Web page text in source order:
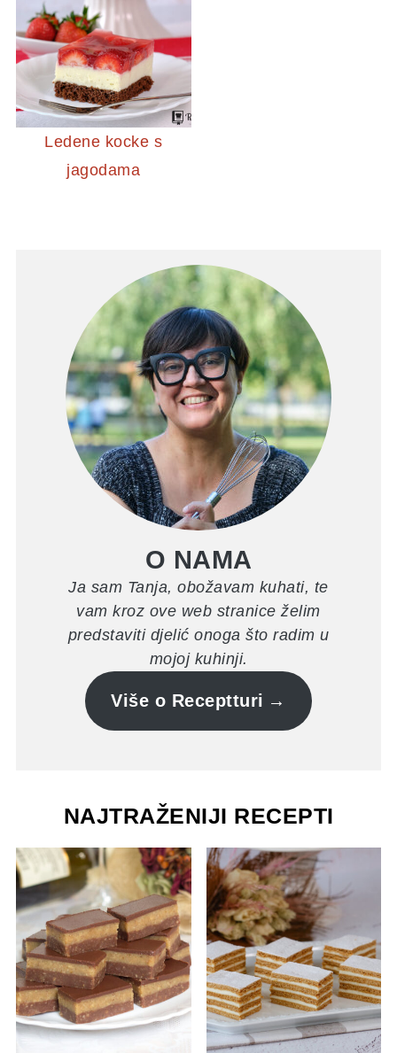
Ledene kocke s
jagodama
O NAMA
Ja sam Tanja, obožavam kuhati, te
vam kroz ove web stranice želim
predstaviti djelić onoga što radim u
mojoj kuhinji.
Više o Receptturi
NAJTRAŽENIJI RECEPTI